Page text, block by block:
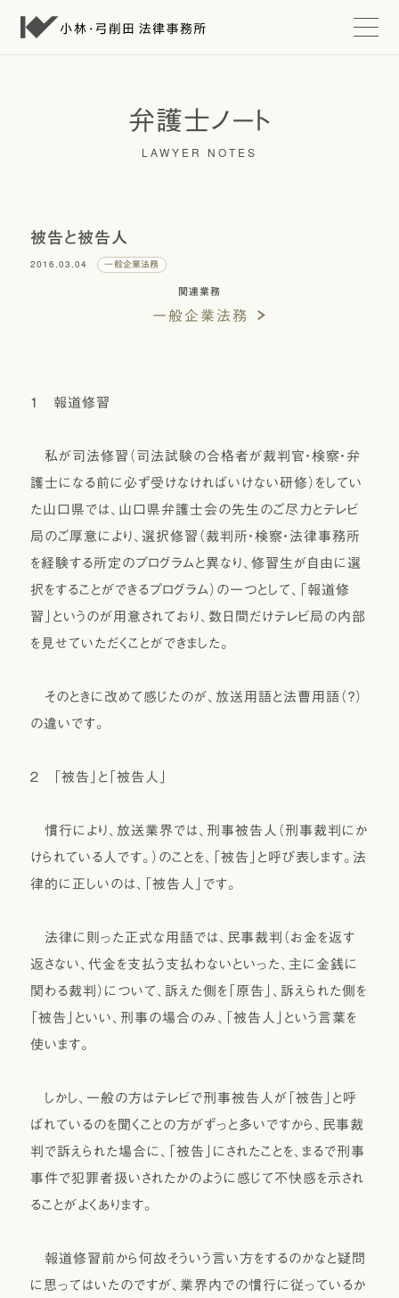
t
弁護士ノート
LAWYER NOTES
被告と被告人
2016.03.04 一般企業法務
関連業務
一般企業法務
１ 報道修習
私が司法修習（司法試験の合格者が裁判官・検察・弁
護士になる前に必ず受けなければいけない研修）をしてい
た山口県では、山口県弁護士会の先生のご尽力とテレビ
局のご厚意により、選択修習（裁判所・検察・法律事務所
を経験する所定のプログラムと異なり、修習生が自由に選
択をすることができるプログラム）の一つとして、「報道修
習」というのが用意されており、数日間だけテレビ局の内部
を見せていただくことができました。
そのときに改めて感じたのが、放送用語と法曹用語（？）
の違いです。
２ 「被告」と「被告人」
慣行により、放送業界では、刑事被告人（刑事裁判にか
けられている人です。）のことを、「被告」と呼び表します。法
律的に正しいのは、「被告人」です。
法律に則った正式な用語では、民事裁判（お金を返す
返さない、代金を支払う支払わないといった、主に金銭に
関わる裁判）について、訴えた側を「原告」、訴えられた側を
「被告」といい、刑事の場合のみ、「被告人」という言葉を
使います。
しかし、一般の方はテレビで刑事被告人が「被告」と呼
ばれているのを聞くことの方がずっと多いですから、民事裁
判で訴えられた場合に、「被告」にされたことを、まるで刑事
事件で犯罪者扱いされたかのように感じて不快感を示され
ることがよくあります。
報道修習前から何故そういう言い方をするのかなと疑問
に思ってはいたのですが、業界内での慣行に従っているか